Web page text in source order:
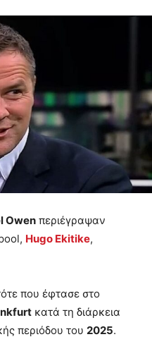
Owen περιέγραψαν
Hugo Ekitike,
που έφτασε στο
κατά τη διάρκεια
περιόδου του 2025.